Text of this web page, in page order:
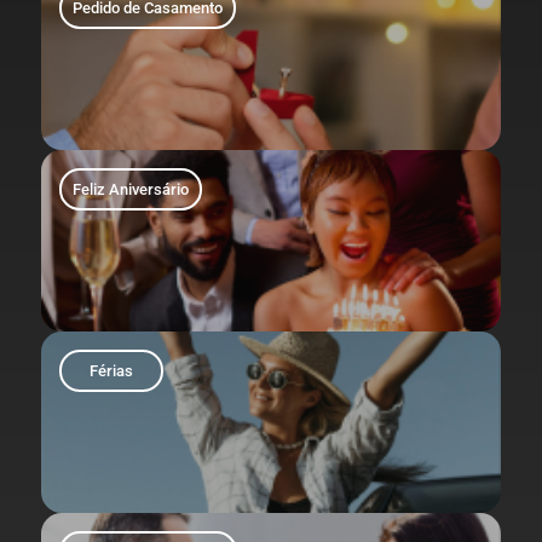
Pedido de Casamento
Feliz Aniversário
Férias